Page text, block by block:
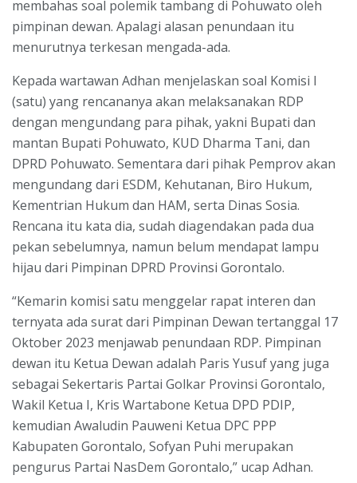
membahas soal polemik tambang di Pohuwato oleh
pimpinan dewan. Apalagi alasan penundaan itu
menurutnya terkesan mengada-ada.
Kepada wartawan Adhan menjelaskan soal Komisi I
(satu) yang rencananya akan melaksanakan RDP
dengan mengundang para pihak, yakni Bupati dan
mantan Bupati Pohuwato, KUD Dharma Tani, dan
DPRD Pohuwato. Sementara dari pihak Pemprov akan
mengundang dari ESDM, Kehutanan, Biro Hukum,
Kementrian Hukum dan HAM, serta Dinas Sosia.
Rencana itu kata dia, sudah diagendakan pada dua
pekan sebelumnya, namun belum mendapat lampu
hijau dari Pimpinan DPRD Provinsi Gorontalo.
“Kemarin komisi satu menggelar rapat interen dan
ternyata ada surat dari Pimpinan Dewan tertanggal 17
Oktober 2023 menjawab penundaan RDP. Pimpinan
dewan itu Ketua Dewan adalah Paris Yusuf yang juga
sebagai Sekertaris Partai Golkar Provinsi Gorontalo,
Wakil Ketua I, Kris Wartabone Ketua DPD PDIP,
kemudian Awaludin Pauweni Ketua DPC PPP
Kabupaten Gorontalo, Sofyan Puhi merupakan
pengurus Partai NasDem Gorontalo,” ucap Adhan.